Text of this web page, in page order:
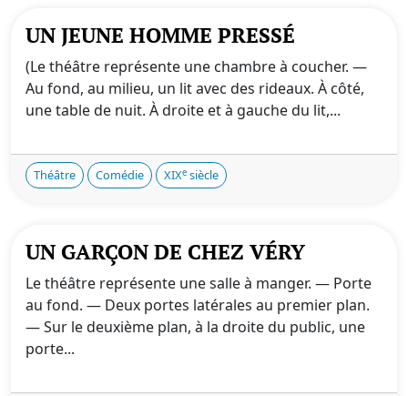
UN JEUNE HOMME PRESSÉ
(Le théâtre représente une chambre à coucher. —
Au fond, au milieu, un lit avec des rideaux. À côté,
une table de nuit. À droite et à gauche du lit,...
Théâtre Comédie XIXe siècle
UN GARÇON DE CHEZ VÉRY
Le théâtre représente une salle à manger. — Porte
au fond. — Deux portes latérales au premier plan.
— Sur le deuxième plan, à la droite du public, une
porte...